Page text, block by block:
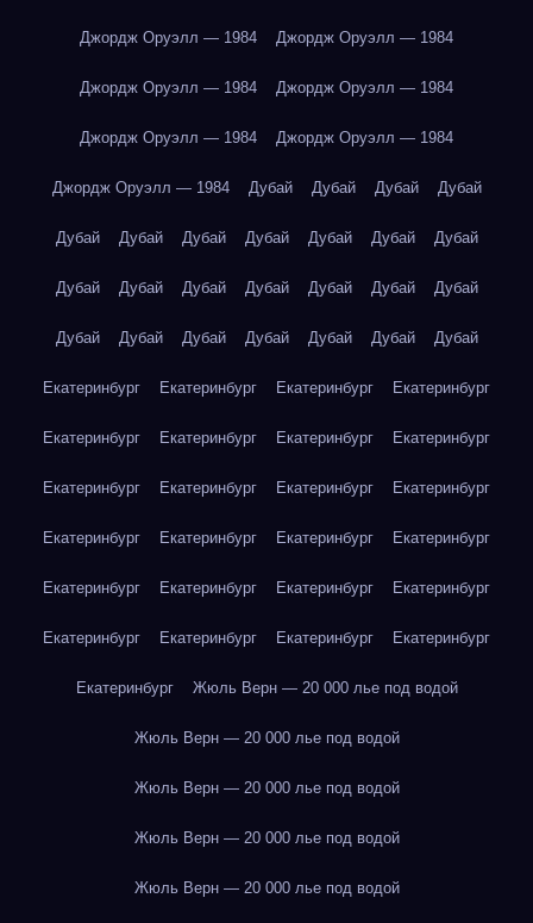
Джордж Оруэлл — 1984 Джордж Оруэлл — 1984
Джордж Оруэлл — 1984 Джордж Оруэлл — 1984
Джордж Оруэлл — 1984 Джордж Оруэлл — 1984
Джордж Оруэлл — 1984 Дубай Дубай Дубай Дубай
Дубай Дубай Дубай Дубай Дубай Дубай Дубай
Дубай Дубай Дубай Дубай Дубай Дубай Дубай
Дубай Дубай Дубай Дубай Дубай Дубай Дубай
Екатеринбург Екатеринбург Екатеринбург Екатеринбург
Екатеринбург Екатеринбург Екатеринбург Екатеринбург
Екатеринбург Екатеринбург Екатеринбург Екатеринбург
Екатеринбург Екатеринбург Екатеринбург Екатеринбург
Екатеринбург Екатеринбург Екатеринбург Екатеринбург
Екатеринбург Екатеринбург Екатеринбург Екатеринбург
Екатеринбург Жюль Верн — 20 000 лье под водой
Жюль Верн — 20 000 лье под водой
Жюль Верн — 20 000 лье под водой
Жюль Верн — 20 000 лье под водой
Жюль Верн — 20 000 лье под водой